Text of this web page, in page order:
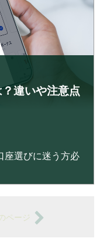
違いや注意点
座選びに迷う方必
ページ